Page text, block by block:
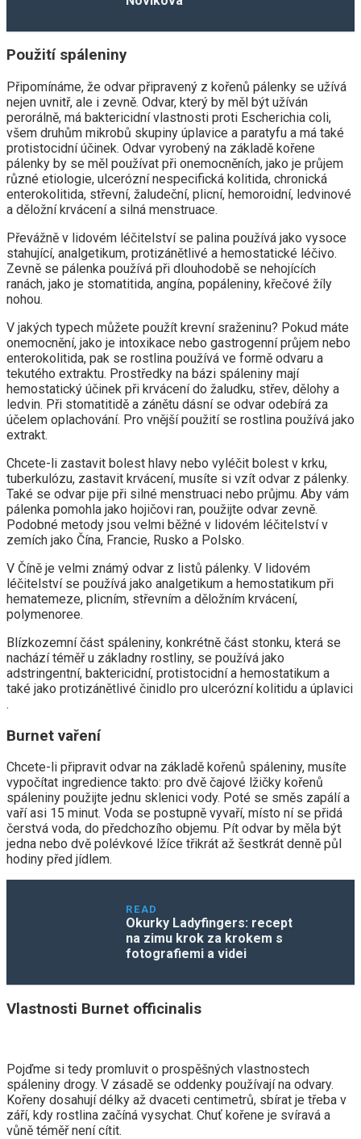
Použití spáleniny
Připomínáme, že odvar připravený z kořenů pálenky se užívá
nejen uvnitř, ale i zevně. Odvar, který by měl být užíván
perorálně, má baktericidní vlastnosti proti Escherichia coli,
všem druhům mikrobů skupiny úplavice a paratyfu a má také
protistocidní účinek. Odvar vyrobený na základě kořene
pálenky by se měl používat při onemocněních, jako je průjem
různé etiologie, ulcerózní nespecifická kolitida, chronická
enterokolitida, střevní, žaludeční, plicní, hemoroidní, ledvinové
a děložní krvácení a silná menstruace.
Převážně v lidovém léčitelství se palina používá jako vysoce
stahující, analgetikum, protizánětlivé a hemostatické léčivo.
Zevně se pálenka používá při dlouhodobě se nehojících
ranách, jako je stomatitida, angína, popáleniny, křečové žíly
nohou.
V jakých typech můžete použít krevní sraženinu? Pokud máte
onemocnění, jako je intoxikace nebo gastrogenní průjem nebo
enterokolitida, pak se rostlina používá ve formě odvaru a
tekutého extraktu. Prostředky na bázi spáleniny mají
hemostatický účinek při krvácení do žaludku, střev, dělohy a
ledvin. Při stomatitidě a zánětu dásní se odvar odebírá za
účelem oplachování. Pro vnější použití se rostlina používá jako
extrakt.
Chcete-li zastavit bolest hlavy nebo vyléčit bolest v krku,
tuberkulózu, zastavit krvácení, musíte si vzít odvar z pálenky.
Také se odvar pije při silné menstruaci nebo průjmu. Aby vám
pálenka pomohla jako hojičovi ran, použijte odvar zevně.
Podobné metody jsou velmi běžné v lidovém léčitelství v
zemích jako Čína, Francie, Rusko a Polsko.
V Číně je velmi známý odvar z listů pálenky. V lidovém
léčitelství se používá jako analgetikum a hemostatikum při
hematemeze, plicním, střevním a děložním krvácení,
polymenoree.
Blízkozemní část spáleniny, konkrétně část stonku, která se
nachází téměř u základny rostliny, se používá jako
adstringentní, baktericidní, protistocidní a hemostatikum a
také jako protizánětlivé činidlo pro ulcerózní kolitidu a úplavici
.
Burnet vaření
Chcete-li připravit odvar na základě kořenů spáleniny, musíte
vypočítat ingredience takto: pro dvě čajové lžičky kořenů
spáleniny použijte jednu sklenici vody. Poté se směs zapálí a
vaří asi 15 minut. Voda se postupně vyvaří, místo ní se přidá
čerstvá voda, do předchozího objemu. Pít odvar by měla být
jedna nebo dvě polévkové lžíce třikrát až šestkrát denně půl
hodiny před jídlem.
READ
Okurky Ladyfingers: recept
na zimu krok za krokem s
fotografiemi a videi
Vlastnosti Burnet officinalis
Pojďme si tedy promluvit o prospěšných vlastnostech
spáleniny drogy. V zásadě se oddenky používají na odvary.
Kořeny dosahují délky až dvaceti centimetrů, sbírat je třeba v
září, kdy rostlina začíná vysychat. Chuť kořene je svíravá a
vůně téměř není cítit.